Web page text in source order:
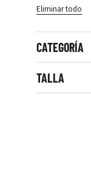
Eliminar todo
Close filters
CATEGORÍA
TALLA